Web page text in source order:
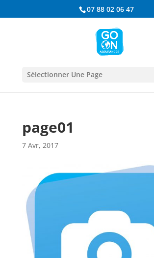
07 88 02 06 47
Sélectionner Une Page
page01
7 Avr, 2017